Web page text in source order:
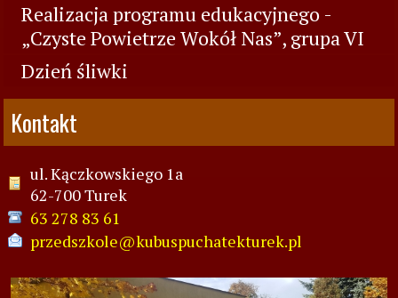
Realizacja programu edukacyjnego -
„Czyste Powietrze Wokół Nas”, grupa VI
Dzień śliwki
Kontakt
ul. Kączkowskiego 1a
62-700 Turek
63 278 83 61
przedszkole@kubuspuchatekturek.pl